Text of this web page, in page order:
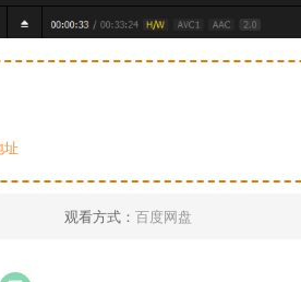
址
观看方式： 百度网盘